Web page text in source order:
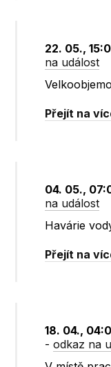
22. 05.,
na událost
Přejít na
04. 05.,
na událost
Havárie
Přejít na
18. 04.,
-odkaz na